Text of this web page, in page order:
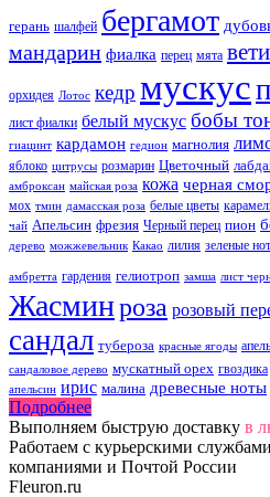
герань шалфей бергамот
мандарин фиалка перец мята
орхидея Лотос кедр мускус
лист фиалки белый мускус бобы
гиацинт кардамон гедион магнолия
яблоко цитрусы розмарин Цветочный
амброксан майская роза кожа черная
мох тмин дамасская роза белые цветы
чай Апельсин фрезия Черный перец пион
дерево можжевельник Какао лилия зеленые
амбретта гардения гелиотроп замша лист
Жасминроза розовый
сандал тубероза красные ягоды
сандаловое дерево мускатный орех гвоздика
апельсин ирис малина древесные ноты
Подробнее
Выполняем быструю доставку в
Работаем с курьерскими
компаниями и Почтой России
Fleuron.ru